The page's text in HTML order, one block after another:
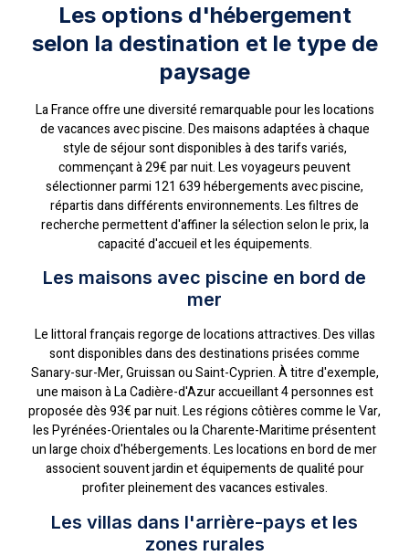
Les options d'hébergement
selon la destination et le type de
paysage
La France offre une diversité remarquable pour les locations
de vacances avec piscine. Des maisons adaptées à chaque
style de séjour sont disponibles à des tarifs variés,
commençant à 29€ par nuit. Les voyageurs peuvent
sélectionner parmi 121 639 hébergements avec piscine,
répartis dans différents environnements. Les filtres de
recherche permettent d'affiner la sélection selon le prix, la
capacité d'accueil et les équipements.
Les maisons avec piscine en bord de
mer
Le littoral français regorge de locations attractives. Des villas
sont disponibles dans des destinations prisées comme
Sanary-sur-Mer, Gruissan ou Saint-Cyprien. À titre d'exemple,
une maison à La Cadière-d'Azur accueillant 4 personnes est
proposée dès 93€ par nuit. Les régions côtières comme le Var,
les Pyrénées-Orientales ou la Charente-Maritime présentent
un large choix d'hébergements. Les locations en bord de mer
associent souvent jardin et équipements de qualité pour
profiter pleinement des vacances estivales.
Les villas dans l'arrière-pays et les
zones rurales